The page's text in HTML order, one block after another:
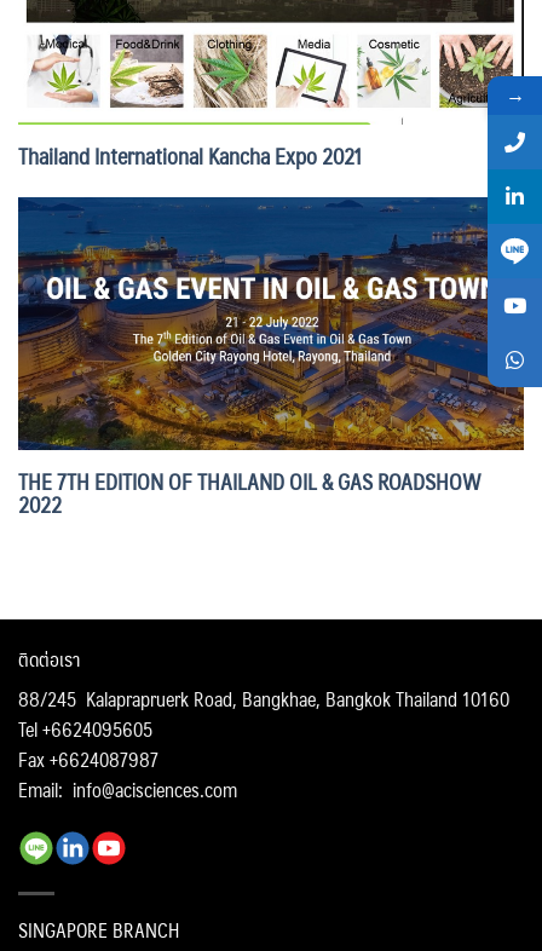
Thailand International Kancha Expo 2021
THE 7TH EDITION OF THAILAND OIL & GAS ROADSHOW
2022
ติดต่อเรา
88/245 Kalaprapruerk Road, Bangkhae, Bangkok Thailand 10160
Tel +6624095605
Fax +6624087987
Email: info@acisciences.com
SINGAPORE BRANCH
→